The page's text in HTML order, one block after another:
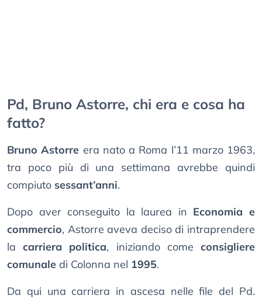
Pd, Bruno Astorre, chi era e cosa ha
fatto?
Bruno Astorre era nato a Roma l’11 marzo 1963,
tra poco più di una settimana avrebbe quindi
compiuto sessant’anni.
Dopo aver conseguito la laurea in Economia e
commercio, Astorre aveva deciso di intraprendere
lacarriera politica, iniziando comeconsigliere
comunale di Colonna nel 1995.
Da qui una carriera in ascesa nelle file del Pd.